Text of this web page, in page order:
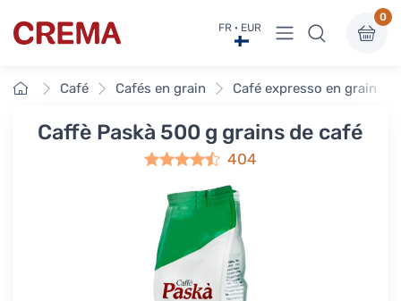
Crema FR · EUR Voir sous-menu
0
Accueil
Café Cafés en grain Café expresso en grain
Caffè Paskà 500 g grains de café
404